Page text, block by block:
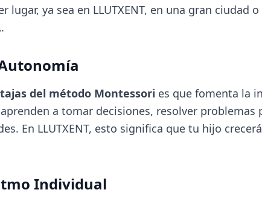
lugar, ya sea en LLUTXENT, en una gran ciudad
del método Montessori es que fomenta la
a tomar decisiones, resolver
En LLUTXENT, esto significa que tu hijo
Individual